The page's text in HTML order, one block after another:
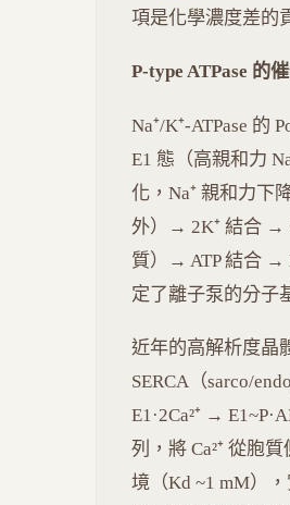
項是化學濃度差的
P-type ATPase 的
Na⁺/K⁺-ATPase 的
E1 態（高親和力
化，Na⁺ 親和力下
外）→ 2K⁺ 結合 →
質）→ ATP 結合 →
定了離子泵的分子
近年的高解析度晶
SERCA（sarco/
E1·2Ca²⁺ →
列，將 Ca²⁺ 從胞
境（Kd ~1 mM）